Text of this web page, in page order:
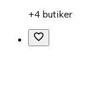
+4 butiker